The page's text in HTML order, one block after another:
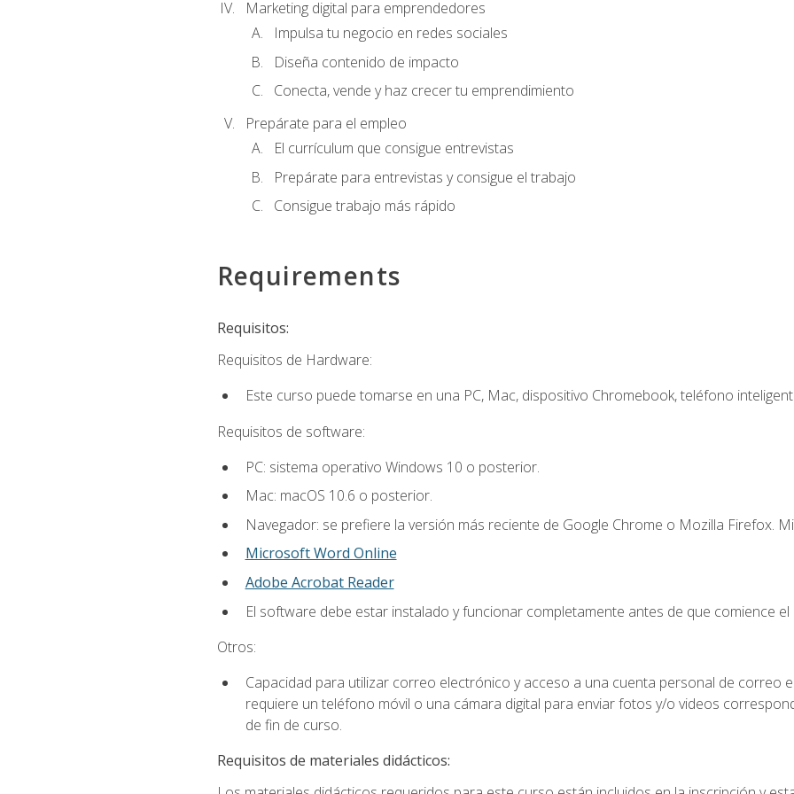
Marketing digital para emprendedores
Impulsa tu negocio en redes sociales
Diseña contenido de impacto
Conecta, vende y haz crecer tu emprendimiento
Prepárate para el empleo
El currículum que consigue entrevistas
Prepárate para entrevistas y consigue el trabajo
Consigue trabajo más rápido
Requirements
Requisitos:
Requisitos de Hardware:
Este curso puede tomarse en una PC, Mac, dispositivo Chromebook, teléfono
Requisitos de software:
PC: sistema operativo Windows 10 o posterior.
Mac: macOS 10.6 o posterior.
Navegador: se prefiere la versión más reciente de Google Chrome o Mozilla Firefox.
Microsoft Word Online
Adobe Acrobat Reader
El software debe estar instalado y funcionar completamente antes de que comience el
Otros:
Capacidad para utilizar correo electrónico y acceso a una cuenta personal de correo
requiere un teléfono móvil o una cámara digital para enviar fotos y/o videos
de fin de curso.
Requisitos de materiales didácticos: